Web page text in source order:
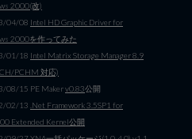
2000(改)
04/08 Intel HD Graphic Driver for
2000を作ってみた
01/18 Intel Matrix Storage Manager 8.9
PCHM 対応)
08/15 PE Makerv0.83公開
02/13 .Net Framework 3.5SP1 for
Extended Kernel公開